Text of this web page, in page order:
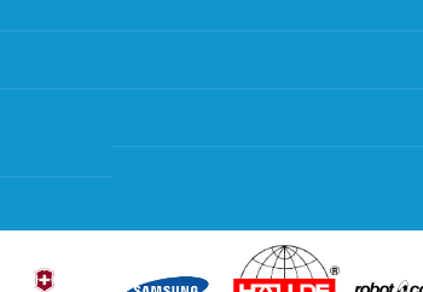
Subsidie regeling EIA 2020